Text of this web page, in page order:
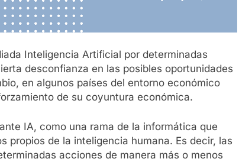
Inteligencia Artificial por determinadas
desconfianza en las posibles oportunidades
en algunos países del entorno económico
de su coyuntura económica.
IA, como una rama de la informática que
propios de la inteligencia humana. Es decir, las
acciones de manera más o menos